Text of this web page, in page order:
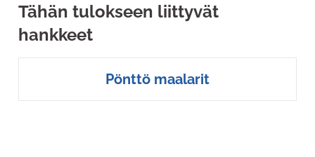
Tähän tulokseen liittyvät
hankkeet
Pönttö maalarit